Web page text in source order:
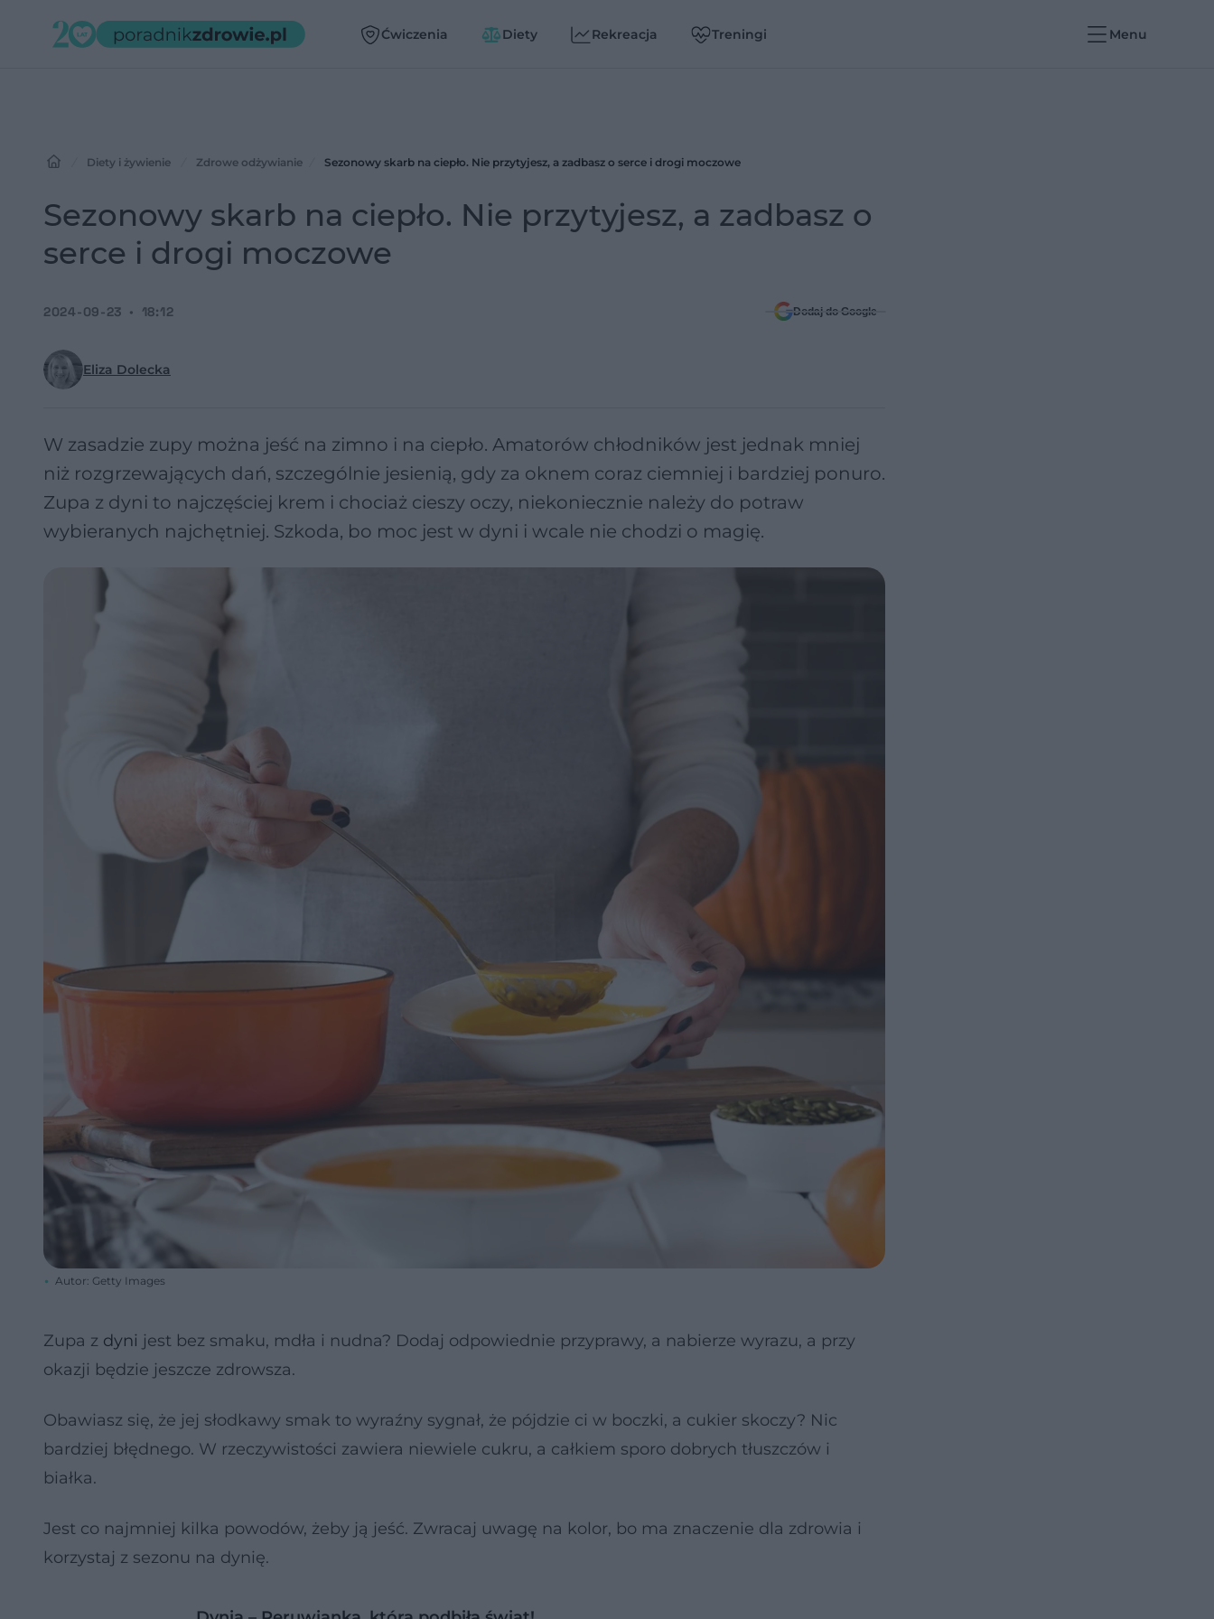
Ćwiczenia Diety Rekreacja Treningi Menu
Diety i żywienie Zdrowe odżywianie Sezonowy skarb na ciepło. Nie przytyjesz, a zadbasz o serce i drogi moczowe
Sezonowy skarb na ciepło. Nie przytyjesz, a zadbasz o
serce i drogi moczowe
Eliza Dolecka
2024-09-23 18:12 Dodaj do Google
W zasadzie zupy można jeść na zimno i na ciepło. Amatorów chłodników jest jednak mniej
niż rozgrzewających dań, szczególnie jesienią, gdy za oknem coraz ciemniej i bardziej ponuro.
Zupa z dyni to najczęściej krem i chociaż cieszy oczy, niekoniecznie należy do potraw
wybieranych najchętniej. Szkoda, bo moc jest w dyni i wcale nie chodzi o magię.
Autor: Getty Images
Zupa z dyni jest bez smaku, mdła i nudna? Dodaj odpowiednie przyprawy, a nabierze wyrazu, a przy
okazji będzie jeszcze zdrowsza.
Obawiasz się, że jej słodkawy smak to wyraźny sygnał, że pójdzie ci w boczki, a cukier skoczy? Nic
bardziej błędnego. W rzeczywistości zawiera niewiele cukru, a całkiem sporo dobrych tłuszczów i
białka.
Jest co najmniej kilka powodów, żeby ją jeść. Zwracaj uwagę na kolor, bo ma znaczenie dla zdrowia i
korzystaj z sezonu na dynię.